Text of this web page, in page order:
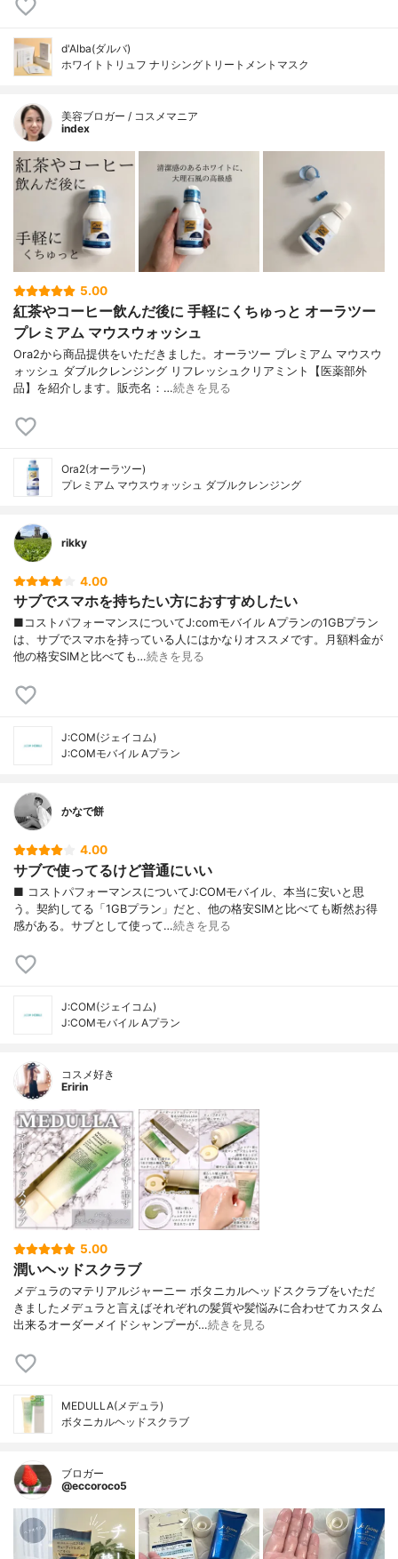
d'Alba(ダルバ)
ホワイトトリュフ ナリシングトリートメントマスク
美容ブロガー / コスメマニア
index
5.00
紅茶やコーヒー飲んだ後に 手軽にくちゅっと オーラツー
プレミアム マウスウォッシュ
Ora2から商品提供をいただきました。オーラツー プレミアム マウスウ
ォッシュ ダブルクレンジング リフレッシュクリアミント【医薬部外
品】を紹介します。販売名：…続きを見る
Ora2(オーラツー)
プレミアム マウスウォッシュ ダブルクレンジング
rikky
4.00
サブでスマホを持ちたい方におすすめしたい
■コストパフォーマンスについてJ:comモバイル Aプランの1GBプラン
は、サブでスマホを持っている人にはかなりオススメです。月額料金が
他の格安SIMと比べても…続きを見る
J:COM(ジェイコム)
J:COMモバイル Aプラン
かなで餅
4.00
サブで使ってるけど普通にいい
■ コストパフォーマンスについてJ:COMモバイル、本当に安いと思
う。契約してる「1GBプラン」だと、他の格安SIMと比べても断然お得
感がある。サブとして使って…続きを見る
J:COM(ジェイコム)
J:COMモバイル Aプラン
コスメ好き
Eririn
5.00
潤いヘッドスクラブ
メデュラのマテリアルジャーニー ボタニカルヘッドスクラブをいただ
きましたメデュラと言えばそれぞれの髪質や髪悩みに合わせてカスタム
出来るオーダーメイドシャンプーが…続きを見る
MEDULLA(メデュラ)
ボタニカルヘッドスクラブ
ブロガー
@eccoroco5